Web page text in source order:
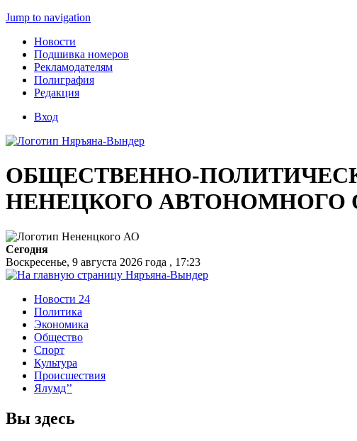
Jump to navigation
Новости
Подшивка номеров
Рекламодателям
Полиграфия
Редакция
Вход
ОБЩЕСТВЕННО-
НЕНЕЦКОГО АВТОНОМНОГО
Сегодня
Воскресенье, 9 августа 2026 года , 17:23
Новости 24
Политика
Экономика
Общество
Спорт
Культура
Происшествия
Ялумд’’
Вы здесь